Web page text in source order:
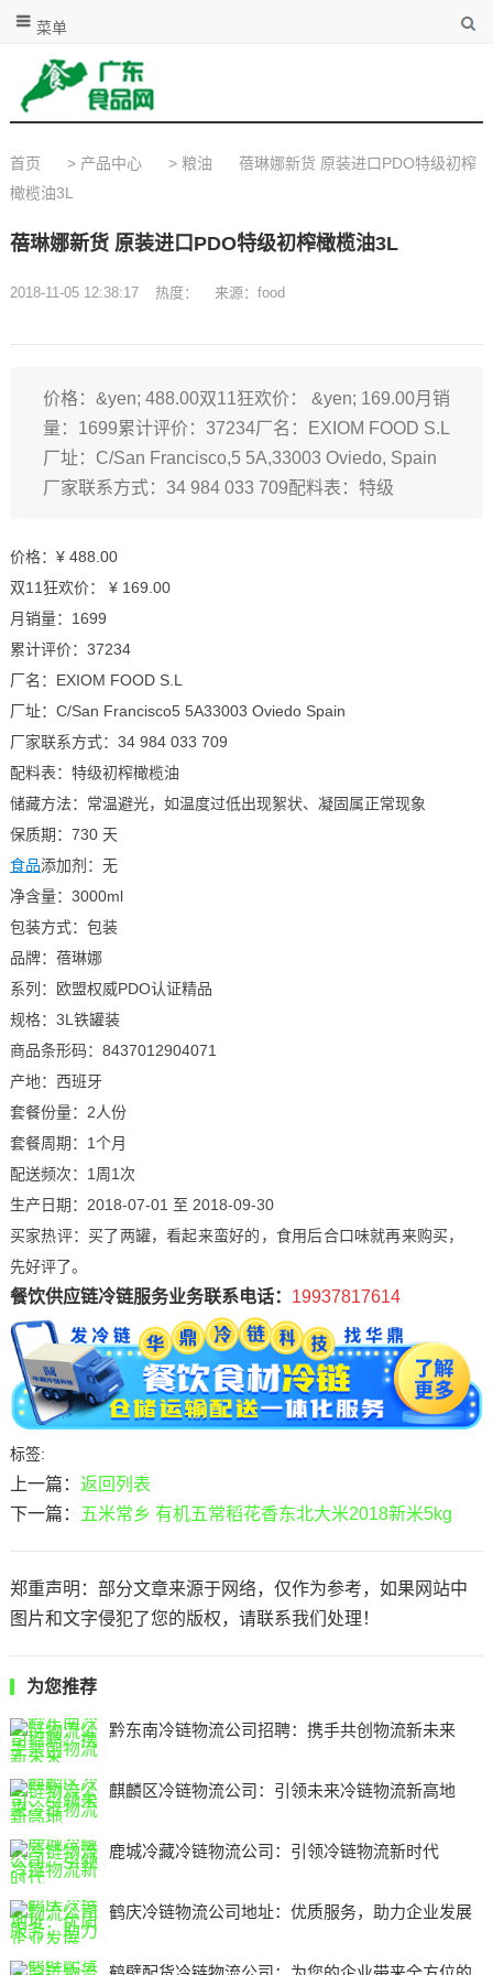
菜单
首页 > 产品中心 > 粮油
蓓琳娜新货 原装进口PDO特级初榨
橄榄油3L
蓓琳娜新货 原装进口PDO特级初榨橄榄油3L
2018-11-05 12:38:17 热度： 来源：food
价格：&yen; 488.00双11狂欢价： &yen; 169.00月销
量：1699累计评价：37234厂名：EXIOM FOOD S.L
厂址：C/San Francisco,5 5A,33003 Oviedo, Spain
厂家联系方式：34 984 033 709配料表：特级
价格：¥ 488.00
双11狂欢价： ¥ 169.00
月销量：1699
累计评价：37234
厂名：EXIOM FOOD S.L
厂址：C/San Francisco5 5A33003 Oviedo Spain
厂家联系方式：34 984 033 709
配料表：特级初榨橄榄油
储藏方法：常温避光，如温度过低出现絮状、凝固属正常现象
保质期：730 天
食品添加剂：无
净含量：3000ml
包装方式：包装
品牌：蓓琳娜
系列：欧盟权威PDO认证精品
规格：3L铁罐装
商品条形码：8437012904071
产地：西班牙
套餐份量：2人份
套餐周期：1个月
配送频次：1周1次
生产日期：2018-07-01 至 2018-09-30
买家热评：买了两罐，看起来蛮好的，食用后合口味就再来购买，
先好评了。
餐饮供应链冷链服务业务联系电话： 19937817614
标签:
上一篇： 返回列表
下一篇：
五米常乡 有机五常稻花香东北大米2018新米5kg
郑重声明：部分文章来源于网络，仅作为参考，如果网站中
图片和文字侵犯了您的版权，请联系我们处理！
为您推荐
黔东南冷链物流公司招聘：携手共创物流新未来
麒麟区冷链物流公司：引领未来冷链物流新高地
鹿城冷藏冷链物流公司：引领冷链物流新时代
鹤庆冷链物流公司地址：优质服务，助力企业发展